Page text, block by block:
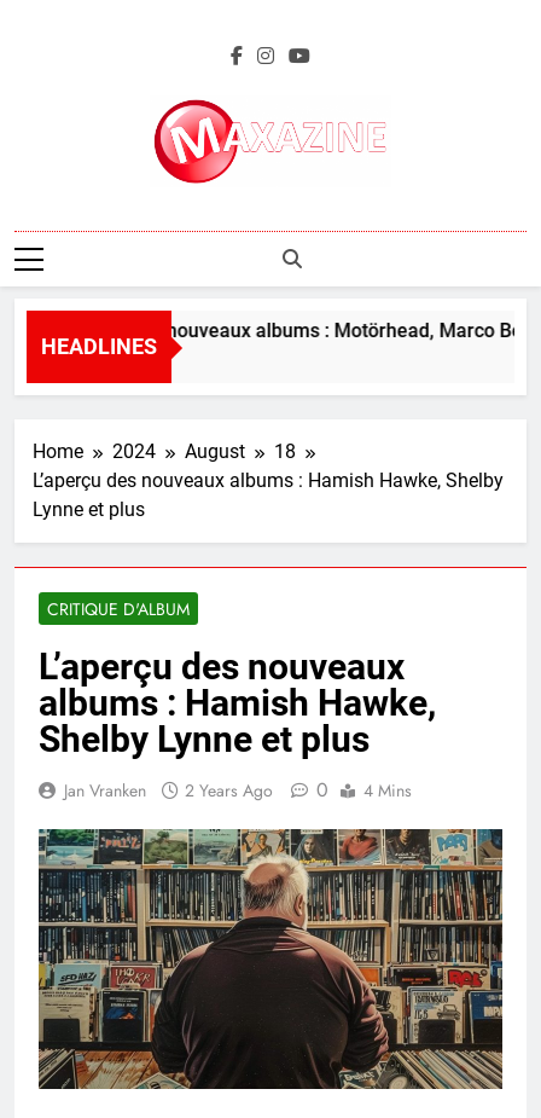
Maxazine.fr
HEADLINES
L’aperçu des nouveaux albums : Motörhead, Marco
2 Hours Ago
Home 2024 August
18
L’aperçu des nouveaux albums : Hamish Hawke, Shelby
Lynne et plus
CRITIQUE D'ALBUM
L’aperçu des nouveaux
albums : Hamish Hawke,
Shelby Lynne et plus
Jan Vranken 2 Years Ago 0 4 Mins